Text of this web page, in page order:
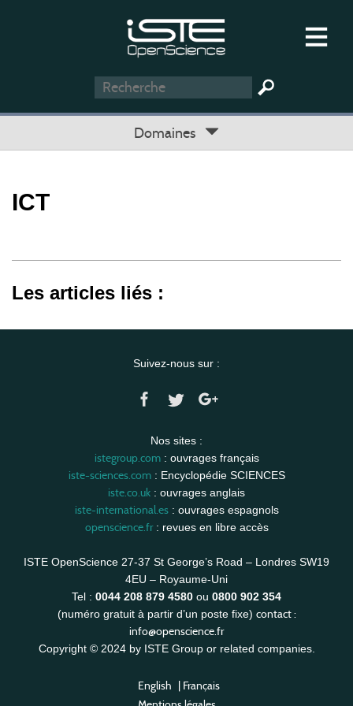
Domaines
ICT
Les articles liés :
Suivez-nous sur :
Nos sites :
istegroup.com: ouvrages français
iste-sciences.com: Encyclopédie SCIENCES
iste.co.uk : ouvrages anglais
iste-international.es: ouvrages espagnols
openscience.fr: revues en libre accès
ISTE OpenScience 27-37 St George’s Road – Londres SW19
4EU – Royaume-Uni
Tel : 0044 208 879 4580 ou 0800 902 354
(numéro gratuit à partir d’un poste fixe) contact :
info@openscience.fr
Copyright © 2024 by ISTE Group or related companies.
English | Français